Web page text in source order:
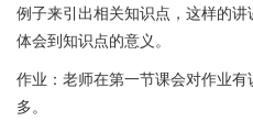
例子来引出相关知识点，这样的
体会到知识点的意义。
作业：老师在第一节课会对作业
多。